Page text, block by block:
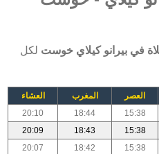
في بيرانو كيلاي خوست لكل
العصر المغرب
العشاء
15:38
18:44
20:10
15:38
18:43
20:09
15:38
18:42
20:07